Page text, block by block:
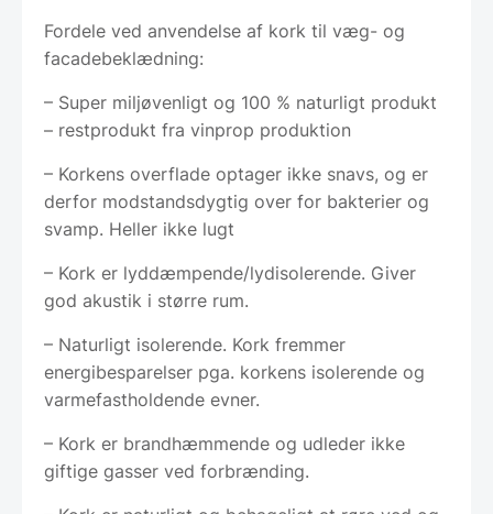
Fordele ved anvendelse af kork til væg- og
facadebeklædning:
– Super miljøvenligt og 100 % naturligt produkt
– restprodukt fra vinprop produktion
– Korkens overflade optager ikke snavs, og er
derfor modstandsdygtig over for bakterier og
svamp. Heller ikke lugt
– Kork er lyddæmpende/lydisolerende. Giver
god akustik i større rum.
– Naturligt isolerende. Kork fremmer
energibesparelser pga. korkens isolerende og
varmefastholdende evner.
– Kork er brandhæmmende og udleder ikke
giftige gasser ved forbrænding.